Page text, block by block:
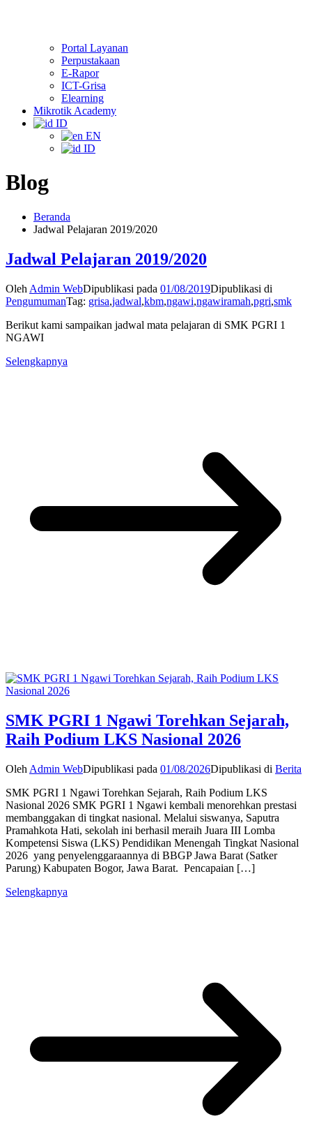
Portal Layanan
Perpustakaan
E-Rapor
ICT-Grisa
Elearning
Mikrotik Academy
ID
EN
ID
Blog
Beranda
Jadwal Pelajaran 2019/2020
Jadwal Pelajaran 2019/2020
Oleh Admin WebDipublikasi pada 01/08/2019Dipublikasi di
PengumumanTag: grisa,jadwal,kbm,ngawi,ngawiramah,pgri,smk
Berikut kami sampaikan jadwal mata pelajaran di SMK PGRI 1
NGAWI
Selengkapnya
SMK PGRI 1 Ngawi Torehkan Sejarah,
Raih Podium LKS Nasional 2026
Oleh Admin WebDipublikasi pada 01/08/2026Dipublikasi di Berita
SMK PGRI 1 Ngawi Torehkan Sejarah, Raih Podium LKS
Nasional 2026 SMK PGRI 1 Ngawi kembali menorehkan prestasi
membanggakan di tingkat nasional. Melalui siswanya, Saputra
Pramahkota Hati, sekolah ini berhasil meraih Juara III Lomba
Kompetensi Siswa (LKS) Pendidikan Menengah Tingkat Nasional
2026 yang penyelenggaraannya di BBGP Jawa Barat (Satker
Parung) Kabupaten Bogor, Jawa Barat. Pencapaian […]
Selengkapnya